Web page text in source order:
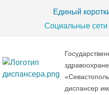
Единый
Социальные сети
диспансер